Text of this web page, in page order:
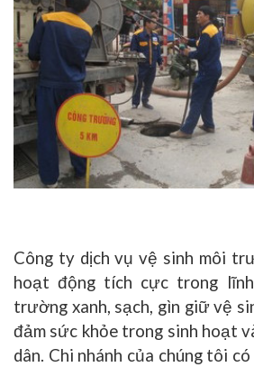
Công ty dịch vụ vệ sinh môi
hoạt động tích cực trong
trường xanh, sạch, gìn giữ vệ
đảm sức khỏe trong sinh hoạt
dân. Chi nhánh của chúng tôi